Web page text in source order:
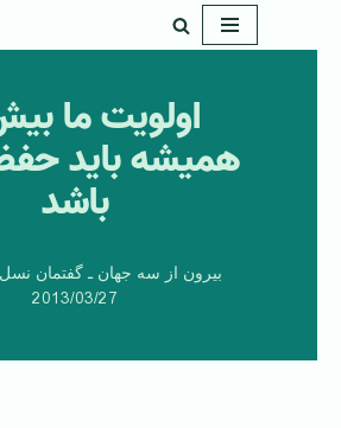
اولویت ما
همیشه باید
باشد
بیرون از سه جهان ـ گفتمان
2013/03/27